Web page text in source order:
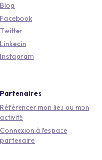
Blog
Facebook
Twitter
Linkedin
Instagram
Partenaires
Référencer mon lieu ou mon
activité
Connexion à l'espace
partenaire